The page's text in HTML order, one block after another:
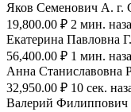
Яков Семенович А. г.
19,800.00 ₽ 2 мин.
Екатерина Павловна
56,400.00 ₽ 1 мин.
Анна Станиславовна
32,950.00 ₽ 10 сек.
Валерий Филиппович